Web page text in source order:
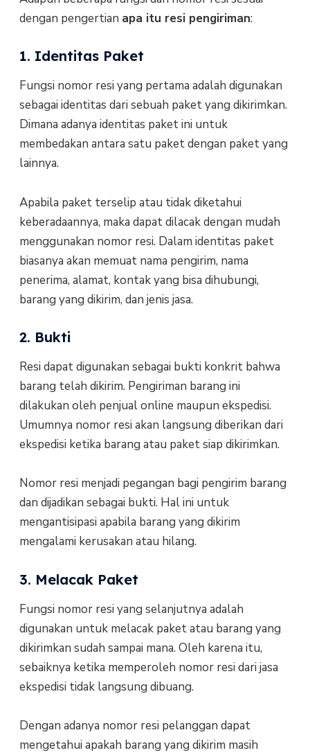
dengan pengertian apa itu resi pengiriman:
1. Identitas Paket
Fungsi nomor resi yang pertama adalah digunakan
sebagai identitas dari sebuah paket yang dikirimkan.
Dimana adanya identitas paket ini untuk
membedakan antara satu paket dengan paket yang
lainnya.
Apabila paket terselip atau tidak diketahui
keberadaannya, maka dapat dilacak dengan mudah
menggunakan nomor resi. Dalam identitas paket
biasanya akan memuat nama pengirim, nama
penerima, alamat, kontak yang bisa dihubungi,
barang yang dikirim, dan jenis jasa.
2. Bukti
Resi dapat digunakan sebagai bukti konkrit bahwa
barang telah dikirim. Pengiriman barang ini
dilakukan oleh penjual online maupun ekspedisi.
Umumnya nomor resi akan langsung diberikan dari
ekspedisi ketika barang atau paket siap dikirimkan.
Nomor resi menjadi pegangan bagi pengirim barang
dan dijadikan sebagai bukti. Hal ini untuk
mengantisipasi apabila barang yang dikirim
mengalami kerusakan atau hilang.
3. Melacak Paket
Fungsi nomor resi yang selanjutnya adalah
digunakan untuk melacak paket atau barang yang
dikirimkan sudah sampai mana. Oleh karena itu,
sebaiknya ketika memperoleh nomor resi dari jasa
ekspedisi tidak langsung dibuang.
Dengan adanya nomor resi pelanggan dapat
mengetahui apakah barang yang dikirim masih